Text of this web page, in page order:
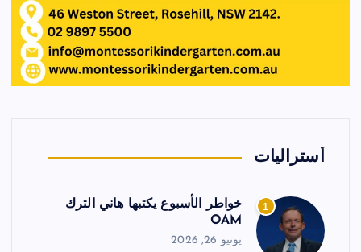
أستراليات
1
خواطر الأسبوع يكتبها هاني الترك
OAM
يونيو 26, 2026